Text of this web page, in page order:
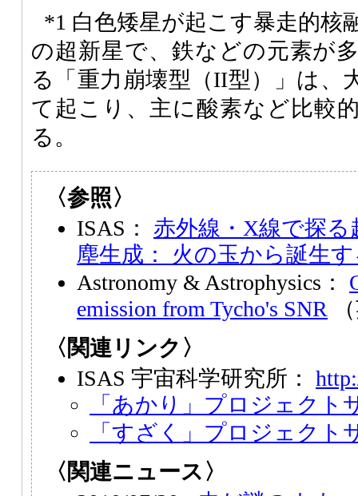
*1 白色矮星が起こす暴走的核
の超新星で、鉄などの元素が
る「重力崩壊型（II型）」は、
て起こり、主に酸素など比較
る。
〈参照〉
ISAS： 赤外線・X線で探
塵生成： 火の玉から誕生
Astronomy & Astrophysics：
emission from Tycho's SNR
〈関連リンク〉
ISAS 宇宙科学研究所：
「あかり」プロジェクト
「すざく」プロジェクト
〈関連ニュース〉